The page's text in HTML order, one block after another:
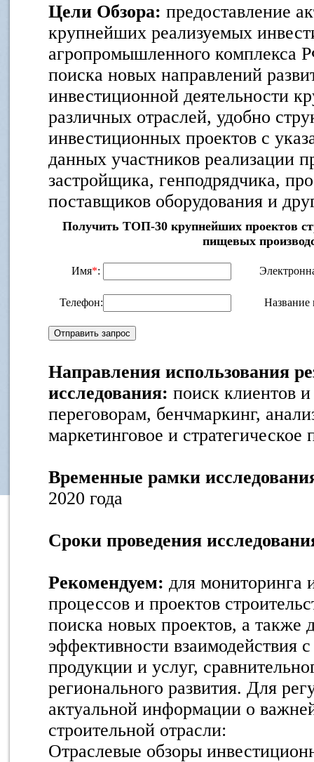
Цели Обзора: предоставление
крупнейших реализуемых
агропромышленного комплекса
поиска новых направлений
инвестиционной деятельности
различных отраслей, удобно
инвестиционных проектов с
данных участников реализации
застройщика, генподрядчика,
поставщиков оборудования и
Получить ТОП-30 крупнейших проектов
пищевых
Имя*:
Телефон: Название
Направления использования
исследования: поиск клиентов
переговорам, бенчмаркинг,
маркетинговое и стратегическое
Временные рамки
2020 года
Сроки проведения
Рекомендуем: для мониторинга
процессов и проектов
поиска новых проектов, а также
эффективности взаимодействия
продукции и услуг,
регионального развития. Для
актуальной информации о
строительной отрасли:
Отраслевые обзоры